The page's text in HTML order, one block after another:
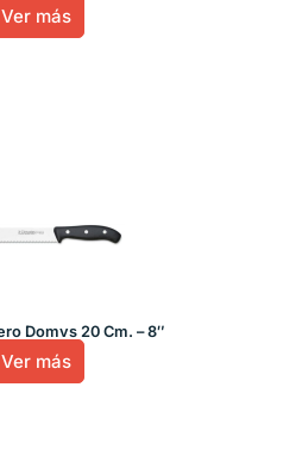
Ver más
Domvs 20 Cm. – 8″
Ver más